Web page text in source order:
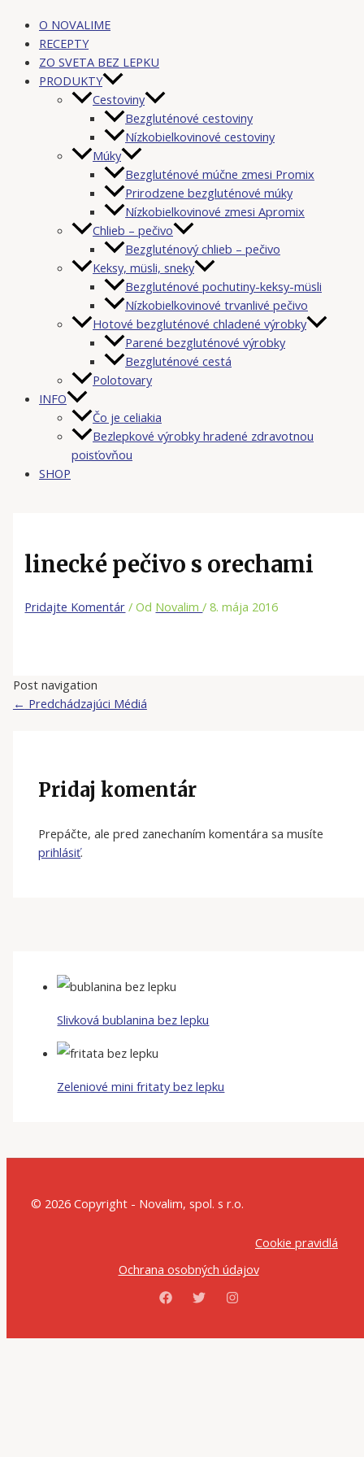
O NOVALIME
RECEPTY
ZO SVETA BEZ LEPKU
PRODUKTY
Cestoviny
Bezgluténové cestoviny
Nízkobielkovinové cestoviny
Múky
Bezgluténové múčne zmesi Promix
Prirodzene bezgluténové múky
Nízkobielkovinové zmesi Apromix
Chlieb – pečivo
Bezgluténový chlieb – pečivo
Keksy, müsli, sneky
Bezgluténové pochutiny-keksy-müsli
Nízkobielkovinové trvanlivé pečivo
Hotové bezgluténové chladené výrobky
Parené bezgluténové výrobky
Bezgluténové cestá
Polotovary
INFO
Čo je celiakia
Bezlepkové výrobky hradené zdravotnou
poisťovňou
SHOP
linecké pečivo s orechami
Pridajte Komentár / Od Novalim/8. mája 2016
Post navigation
← Predchádzajúci Médiá
Pridaj komentár
Prepáčte, ale pred zanechaním komentára sa musíte
prihlásiť.
Slivková bublanina bez lepku
Zeleniové mini fritaty bez lepku
© 2026 Copyright - Novalim, spol. s r.o.
Cookie pravidlá
Ochrana osobných údajov